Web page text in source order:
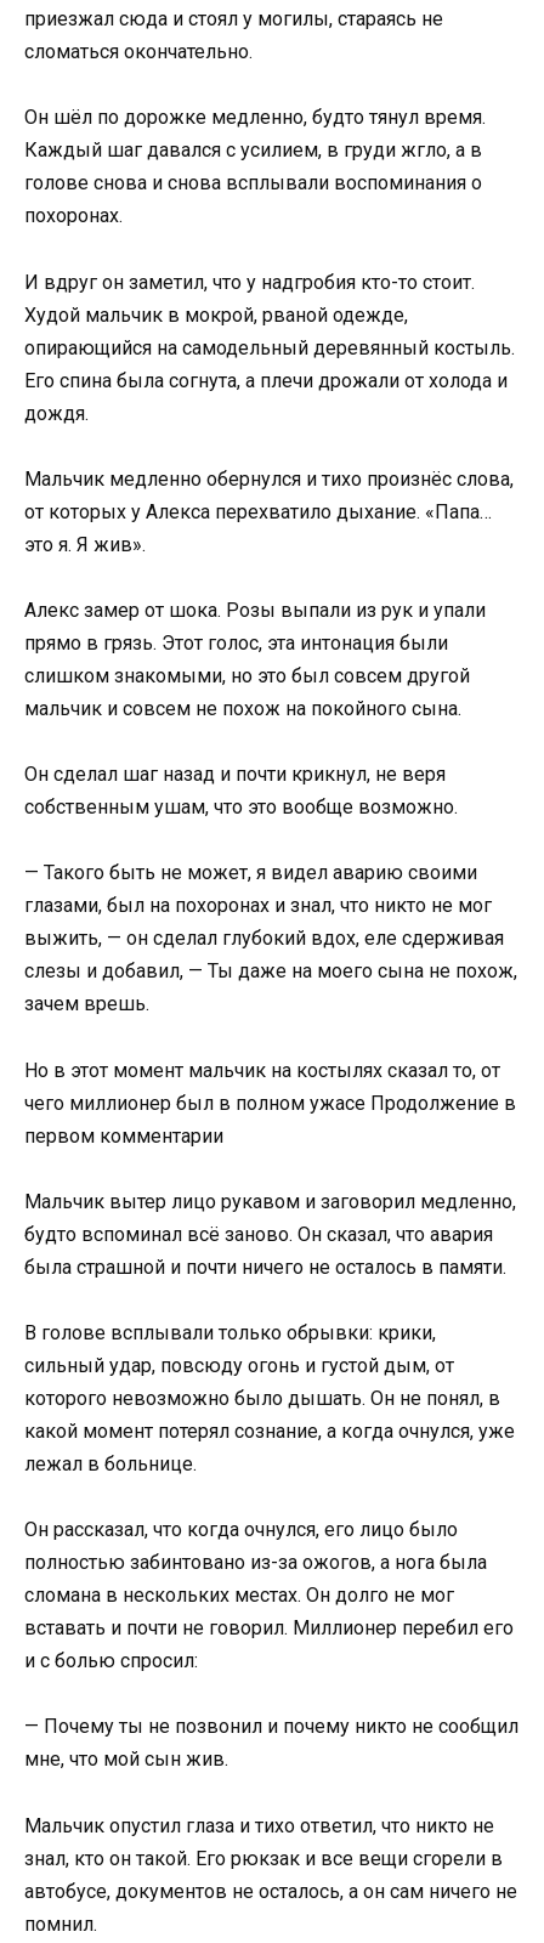
приезжал сюда и стоял у могилы, стараясь не
сломаться окончательно.
Он шёл по дорожке медленно, будто тянул время.
Каждый шаг давался с усилием, в груди жгло, а в
голове снова и снова всплывали воспоминания о
похоронах.
И вдруг он заметил, что у надгробия кто-то стоит.
Худой мальчик в мокрой, рваной одежде,
опирающийся на самодельный деревянный костыль.
Его спина была согнута, а плечи дрожали от холода и
дождя.
Мальчик медленно обернулся и тихо произнёс слова,
от которых у Алекса перехватило дыхание. «Папа…
это я. Я жив».
Алекс замер от шока. Розы выпали из рук и упали
прямо в грязь. Этот голос, эта интонация были
слишком знакомыми, но это был совсем другой
мальчик и совсем не похож на покойного сына.
Он сделал шаг назад и почти крикнул, не веря
собственным ушам, что это вообще возможно.
— Такого быть не может, я видел аварию своими
глазами, был на похоронах и знал, что никто не мог
выжить, — он сделал глубокий вдох, еле сдерживая
слезы и добавил, — Ты даже на моего сына не похож,
зачем врешь.
Но в этот момент мальчик на костылях сказал то, от
чего миллионер был в полном ужасе Продолжение в
первом комментарии
Мальчик вытер лицо рукавом и заговорил медленно,
будто вспоминал всё заново. Он сказал, что авария
была страшной и почти ничего не осталось в памяти.
В голове всплывали только обрывки: крики,
сильный удар, повсюду огонь и густой дым, от
которого невозможно было дышать. Он не понял, в
какой момент потерял сознание, а когда очнулся, уже
лежал в больнице.
Он рассказал, что когда очнулся, его лицо было
полностью забинтовано из-за ожогов, а нога была
сломана в нескольких местах. Он долго не мог
вставать и почти не говорил. Миллионер перебил его
и с болью спросил:
— Почему ты не позвонил и почему никто не сообщил
мне, что мой сын жив.
Мальчик опустил глаза и тихо ответил, что никто не
знал, кто он такой. Его рюкзак и все вещи сгорели в
автобусе, документов не осталось, а он сам ничего не
помнил.